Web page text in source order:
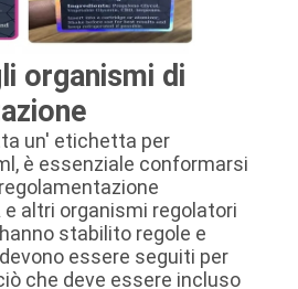
organismi di
un' etichetta per
è essenziale conformarsi
e altri organismi regolatori
stabilito regole e
essere seguiti per
che deve essere incluso